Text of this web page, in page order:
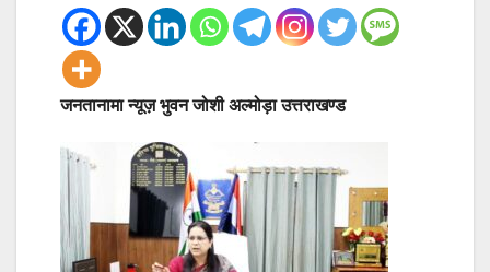
जनतानामा न्यूज़ भुवन जोशी अल्मोड़ा उत्तराखण्ड